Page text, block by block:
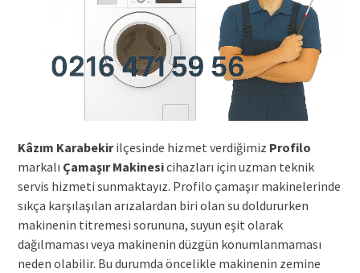
Kâzım Karabekirilçesinde hizmet verdiğimiz Profilo
markalı Çamaşır Makinesicihazları için uzman teknik
servis hizmeti sunmaktayız. Profilo çamaşır makinelerinde
sıkça karşılaşılan arızalardan biri olan su doldururken
makinenin titremesi sorununa, suyun eşit olarak
dağılmaması veya makinenin düzgün konumlanmaması
neden olabilir. Bu durumda öncelikle makinenin zemine